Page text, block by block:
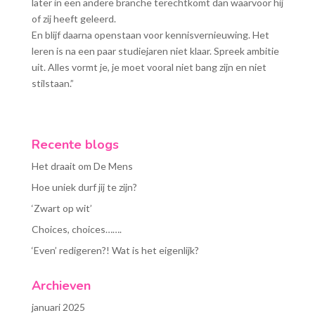
of zij heeft geleerd.
En blijf daarna openstaan voor kennisvernieuwing. Het
leren is na een paar studiejaren niet klaar. Spreek ambitie
uit. Alles vormt je, je moet vooral niet bang zijn en niet
stilstaan.”
Recente blogs
Het draait om De Mens
Hoe uniek durf jij te zijn?
‘Zwart op wit’
Choices, choices…….
‘Even’ redigeren?! Wat is het eigenlijk?
Archieven
januari 2025